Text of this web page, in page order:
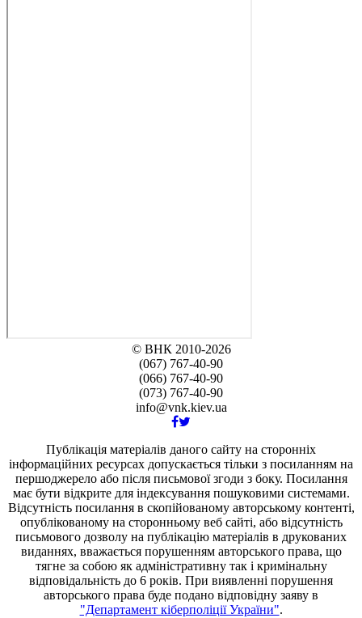
© ВНК 2010-2026
(067) 767-40-90
(066) 767-40-90
(073) 767-40-90
info@vnk.kiev.ua
Публікація матеріалів даного сайту на сторонніх
інформаційних ресурсах допускається тільки з посиланням на
першоджерело або після письмової згоди з боку. Посилання
має бути відкрите для індексування пошуковими системами.
Відсутність посилання в скопійованому авторському контенті,
опублікованому на сторонньому веб сайті, або відсутність
письмового дозволу на публікацію матеріалів в друкованих
виданнях, вважається порушенням авторського права, що
тягне за собою як адміністративну так і кримінальну
відповідальність до 6 років. При виявленні порушення
авторського права буде подано відповідну заяву в
"Департамент кіберполіції України".